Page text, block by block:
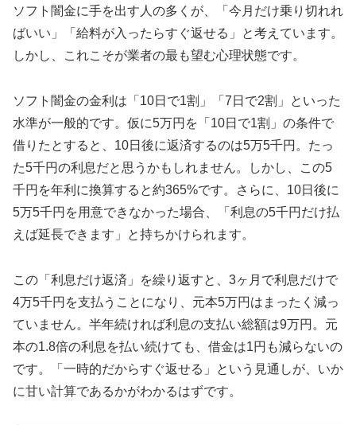
ソフト闇金に手を出す人の多くが、「今月だけ乗り切れれ
ばいい」「給料が入ったらすぐ返せる」と考えています。
しかし、これこそが業者の最も望む心理状態です。
ソフト闇金の金利は「10日で1割」「7日で2割」といった
水準が一般的です。仮に5万円を「10日で1割」の条件で
借りたとすると、10日後に返済するのは5万5千円。たっ
た5千円の利息だと思うかもしれません。しかし、この5
千円を年利に換算すると約365%です。さらに、10日後に
5万5千円を用意できなかった場合、「利息の5千円だけ払
えば延長できます」と持ちかけられます。
この「利息だけ返済」を繰り返すと、3ヶ月で利息だけで
4万5千円を支払うことになり、元本5万円はまったく減っ
ていません。半年続ければ利息の支払い総額は9万円。元
本の1.8倍の利息を払い続けても、借金は1円も減らないの
です。「一時的だからすぐ返せる」という見通しが、いか
に甘い計算であるかがわかるはずです。